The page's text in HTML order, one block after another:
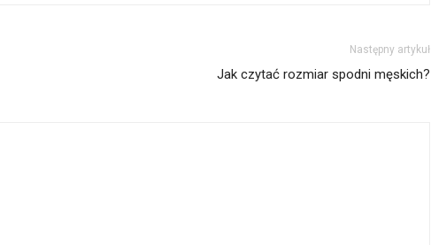
Następny artykuł
Jak czytać rozmiar spodni męskich?